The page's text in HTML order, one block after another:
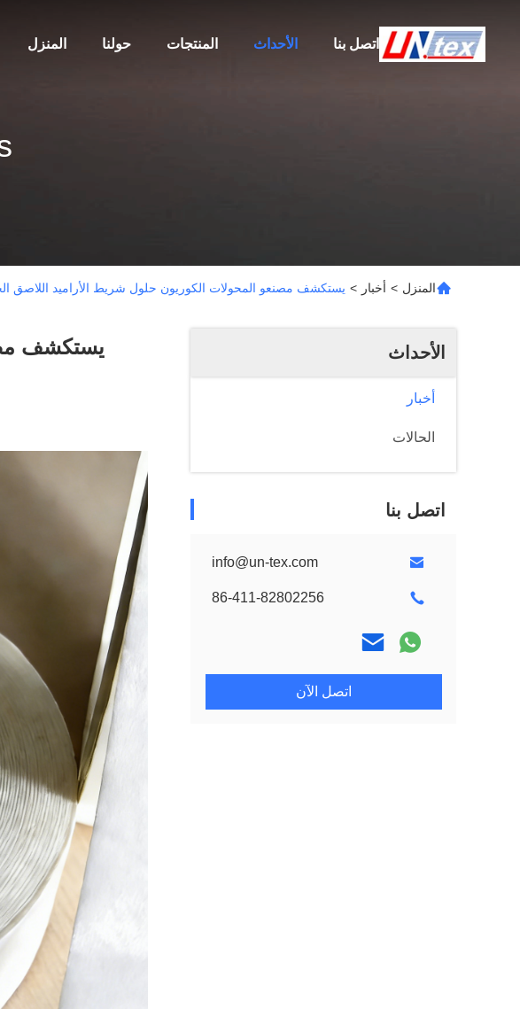
المنزل حولنا المنتجات الأحداث اتصل بنا
المنزل > أخبار > يستكشف مصنعو المحولات الكوريون حلول شريط الأراميد اللاصق
الأحداث
أخبار
الحالات
اتصل بنا
info@un-tex.com
86-411-82802256
اتصل الآن
يستكشف